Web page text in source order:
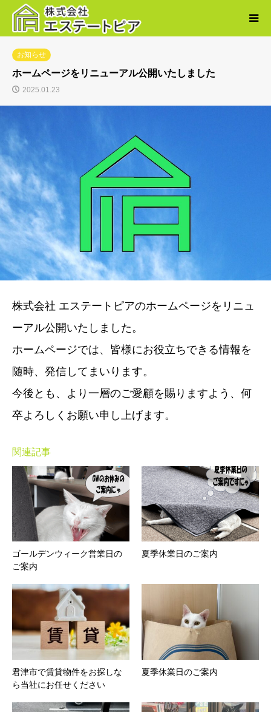
お知らせ
ホームページをリニューアル公開いたしました
2025.01.23
株式会社 エステートピアのホームページをリニュ
ーアル公開いたしました。
ホームページでは、皆様にお役立ちできる情報を
随時、発信してまいります。
今後とも、より一層のご愛顧を賜りますよう、何
卒よろしくお願い申し上げます。
関連記事
ゴールデンウィーク営業日の
ご案内
夏季休業日のご案内
君津市で賃貸物件をお探しな
ら当社にお任せください
夏季休業日のご案内